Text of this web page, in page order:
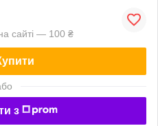
сайті — 100 ₴
з